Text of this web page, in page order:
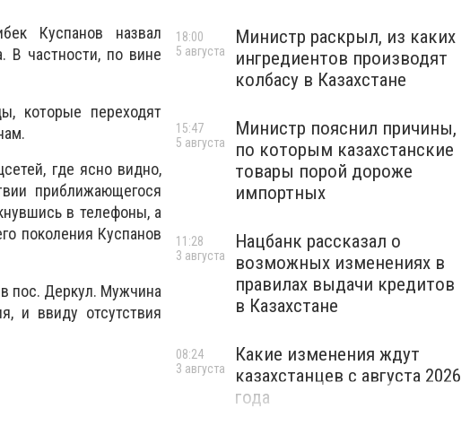
Куспанов назвал
В частности, по вине
которые переходят
где ясно видно,
приближающегося
в телефоны, а
поколения Куспанов
пос. Деркул. Мужчина
и ввиду отсутствия
Министр раскрыл, из каких
ингредиентов производят
колбасу в Казахстане
18:00
5 августа
Министр пояснил причины,
по которым казахстанские
товары порой дороже
импортных
15:47
5 августа
Нацбанк рассказал о
возможных изменениях в
правилах выдачи кредитов
в Казахстане
11:28
3 августа
Какие изменения ждут
казахстанцев с августа 2026
года
08:24
3 августа